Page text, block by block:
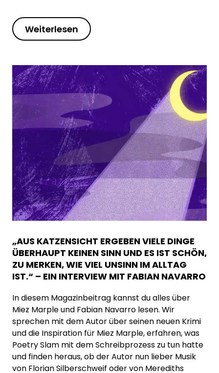
Weiterlesen
„AUS KATZENSICHT ERGEBEN VIELE DINGE
ÜBERHAUPT KEINEN SINN UND ES IST SCHÖN,
ZU MERKEN, WIE VIEL UNSINN IM ALLTAG
IST.“ – EIN INTERVIEW MIT FABIAN NAVARRO
In diesem Magazinbeitrag kannst du alles über
Miez Marple und Fabian Navarro lesen. Wir
sprechen mit dem Autor über seinen neuen Krimi
und die Inspiration für Miez Marple, erfahren, was
Poetry Slam mit dem Schreibprozess zu tun hatte
und finden heraus, ob der Autor nun lieber Musik
von Florian Silberschweif oder von Merediths